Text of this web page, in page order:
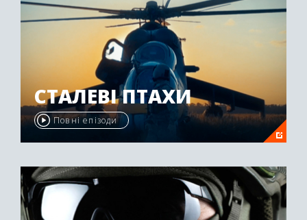
СТАЛЕВІ ПТАХИ
Повні епізоди